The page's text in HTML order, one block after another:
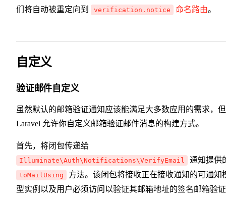
们将自动被重定向到
verification.notice 命名路由。
自定义
验证邮件自定义
虽然默认的邮箱验证通知应该能满足大多数应用的需求，但
Laravel 允许你自定义邮箱验证邮件消息的构建方式。
首先，将闭包传递给
Illuminate\Auth\Notifications\VerifyEmail 通知提供
toMailUsing
方法。该闭包将接收正在接收通知的可通知
型实例以及用户必须访问以验证其邮箱地址的签名邮箱验证